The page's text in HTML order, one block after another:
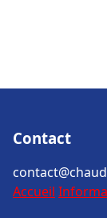
Contact
Accueil